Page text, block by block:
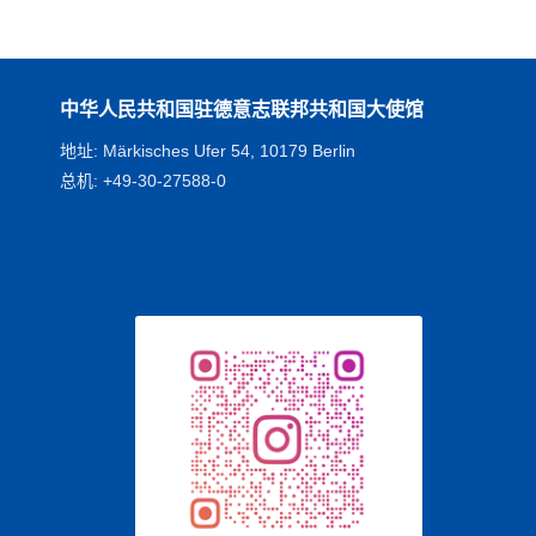
中华人民共和国驻德意志联邦共和国大使馆
地址: Märkisches Ufer 54, 10179 Berlin
总机: +49-30-27588-0